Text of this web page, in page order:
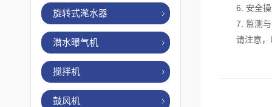
旋转式滗水器
潜水曝气机
搅拌机
鼓风机
6. 安全操作
7. 监测与记
请注意，以